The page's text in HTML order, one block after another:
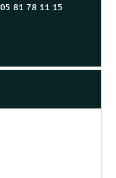
05 81 78 11 15